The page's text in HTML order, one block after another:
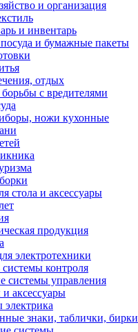
и организация
и инвентарь
и бумажные пакеты
отдых
с вредителями
ножи кухонные
стола и аксессуары
продукция
электротехники
системы контроля
системы управления
аксессуары
знаки, таблички, бирки